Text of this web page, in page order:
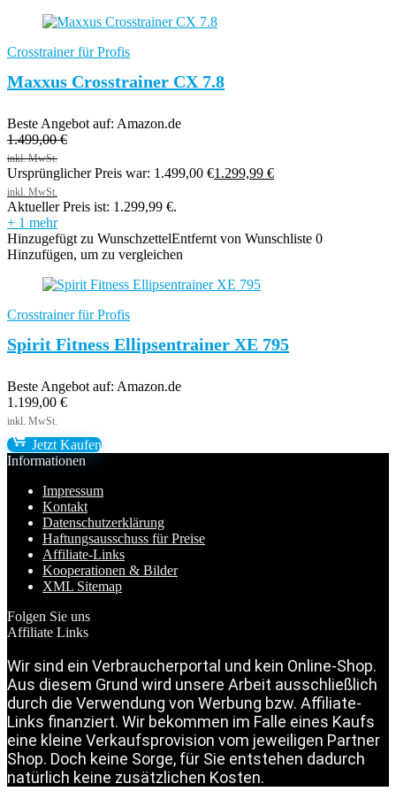
Crosstrainer für Profis
Maxxus Crosstrainer CX 7.8
Beste Angebot auf: Amazon.de
1.499,00€
Ursprünglicher Preis war: 1.499,00 €1.299,99 €
Aktueller Preis ist: 1.299,99 €.
+ 1 mehr
Hinzugefügt zu WunschzettelEntfernt von Wunschliste 0
Hinzufügen, um zu vergleichen
Crosstrainer für Profis
Spirit Fitness Ellipsentrainer XE 795
Beste Angebot auf: Amazon.de
1.199,00 €
Jetzt Kaufen
Informationen
Impressum
Kontakt
Datenschutzerklärung
Haftungsausschuss für Preise
Affiliate-Links
Kooperationen & Bilder
XML Sitemap
Folgen Sie uns
Affiliate Links
Wir sind ein Verbraucherportal und kein Online-Shop.
Aus diesem Grund wird unsere Arbeit ausschließlich
durch die Verwendung von Werbung bzw. Affiliate-
Links finanziert. Wir bekommen im Falle eines Kaufs
eine kleine Verkaufsprovision vom jeweiligen Partner
Shop. Doch keine Sorge, für Sie entstehen dadurch
natürlich keine zusätzlichen Kosten.